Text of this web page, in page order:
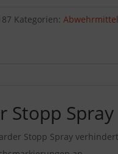
Kategorien:
Stopp Spray
Stopp Spray verhindert